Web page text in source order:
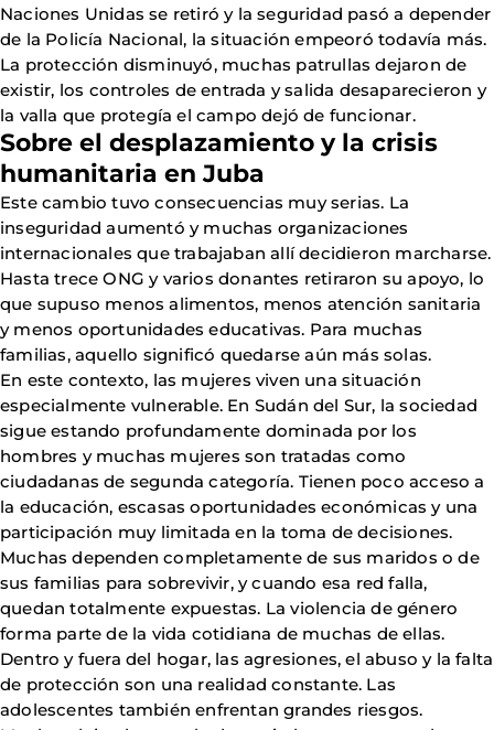
Naciones Unidas se retiró y la seguridad pasó a depender
de la Policía Nacional, la situación empeoró todavía más.
La protección disminuyó, muchas patrullas dejaron de
existir, los controles de entrada y salida desaparecieron y
la valla que protegía el campo dejó de funcionar.
Sobre el desplazamiento y la crisis
humanitaria en Juba
Este cambio tuvo consecuencias muy serias. La
inseguridad aumentó y muchas organizaciones
internacionales que trabajaban allí decidieron marcharse.
Hasta trece ONG y varios donantes retiraron su apoyo, lo
que supuso menos alimentos, menos atención sanitaria
y menos oportunidades educativas. Para muchas
familias, aquello significó quedarse aún más solas.
En este contexto, las mujeres viven una situación
especialmente vulnerable. En Sudán del Sur, la sociedad
sigue estando profundamente dominada por los
hombres y muchas mujeres son tratadas como
ciudadanas de segunda categoría. Tienen poco acceso a
la educación, escasas oportunidades económicas y una
participación muy limitada en la toma de decisiones.
Muchas dependen completamente de sus maridos o de
sus familias para sobrevivir, y cuando esa red falla,
quedan totalmente expuestas. La violencia de género
forma parte de la vida cotidiana de muchas de ellas.
Dentro y fuera del hogar, las agresiones, el abuso y la falta
de protección son una realidad constante. Las
adolescentes también enfrentan grandes riesgos.